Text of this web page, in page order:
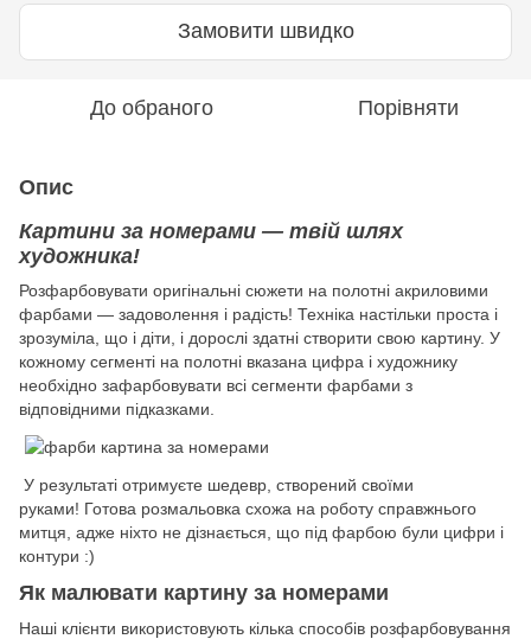
Замовити швидко
До обраного Порівняти
Опис
Картини за номерами — твій шлях
художника!
Розфарбовувати оригінальні сюжети на полотні акриловими
фарбами — задоволення і радість! Техніка настільки проста і
зрозуміла, що і діти, і дорослі здатні створити свою картину. У
кожному сегменті на полотні вказана цифра і художнику
необхідно зафарбовувати всі сегменти фарбами з
відповідними підказками.
У результаті отримуєте шедевр, створений своїми
руками! Готова розмальовка схожа на роботу справжнього
митця, адже ніхто не дізнається, що під фарбою були цифри і
контури :)
Як малювати картину за номерами
Наші клієнти використовують кілька способів розфарбовування